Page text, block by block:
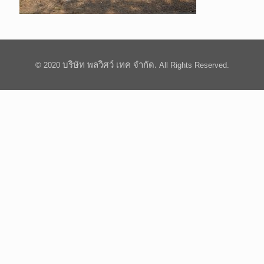
© 2020 บริษัท พลวิศว์ เทค จำกัด. All Rights Reserved.